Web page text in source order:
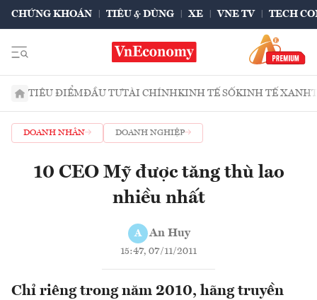
CHỨNG KHOÁN TIÊU & DÙNG XE VNE TV TECH
TIÊU ĐIỂMĐẦU TƯTÀI CHÍNHKINH TẾ SỐKINH TẾ XANH
DOANH NHÂN DOANH NGHIỆP
10 CEO Mỹ được tăng thù lao
nhiều nhất
A An Huy
15:47, 07/11/2011
Chỉ riêng trong năm 2010, hãng truyền